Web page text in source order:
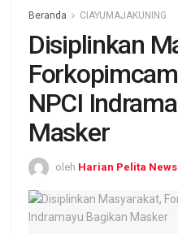
Beranda CIAYUMAJAKUNING
Disiplinkan
NPCI
Masker
oleh Harian Pelita News